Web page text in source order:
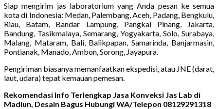
Siap mengirim jas laboratorium yang Anda pesan ke semua
kota di Indonesia: Medan, Palembang, Aceh, Padang, Bengkulu,
Riau, Batam, Bandar Lampung, Pangkal Pinang, Jakarta,
Bandung, Tasikmalaya, Semarang, Yogyakarta, Solo, Surabaya,
Malang, Mataram, Bali, Balikpapan, Samarinda, Banjarmasin,
Pontianak, Manado, Ambon, Sorong, Jayapura.
Pengiriman biasanya memanfaatkan ekspedisi, atau JNE (darat,
laut, udara) tepat kemauan pemesan.
Rekomendasi Info Terlengkap Jasa Konveksi Jas Lab di
Madiun, Desain Bagus Hubungi WA/Telepon 08129291318